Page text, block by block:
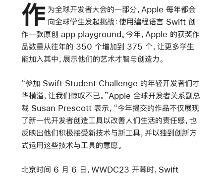
作 为全球开发者大会的一部分，Apple 每年都会
向全球学生发起挑战：使用编程语言 Swift 创
作一款原创 app playground。今年，Apple 的获奖作
品数量从往年的 350 个增加到 375 个，让更多学生
能加入其中，展示他们的艺术才智与创造力。
“参加 Swift Student Challenge 的年轻开发者们才
华横溢，让我们惊叹不已。”Apple 全球开发者关系副总
裁 Susan Prescott 表示，“今年提交的作品不仅展现
了新一代开发者创造工具以改善人们生活的责任感，也
反映出他们积极接受新技术与新工具，并以独到创新方
式运用这些技术与工具的意愿。
北京时间 6 月 6 日，WWDC23 开幕时，Swift